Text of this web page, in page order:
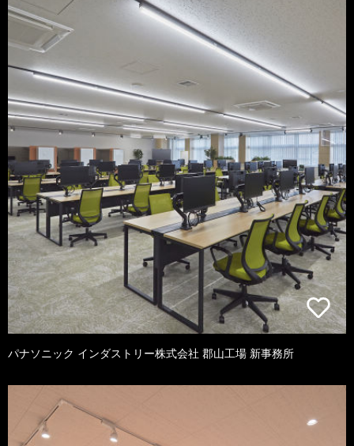
パナソニック インダストリー株式会社 郡山工場 新事務所